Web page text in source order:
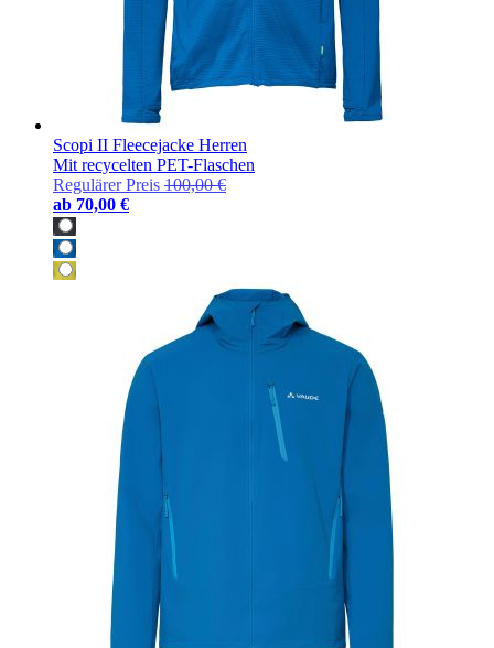
Scopi II Fleecejacke Herren
Mit recycelten PET-Flaschen
Regulärer Preis 100,00 €
ab 70,00 €